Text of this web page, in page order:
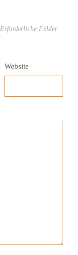
Erforderliche Felder
Website